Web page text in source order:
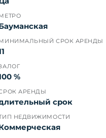
СРОК АРЕНДЫ
%
АРЕНДЫ
срок
НЕДВИЖИМОСТИ